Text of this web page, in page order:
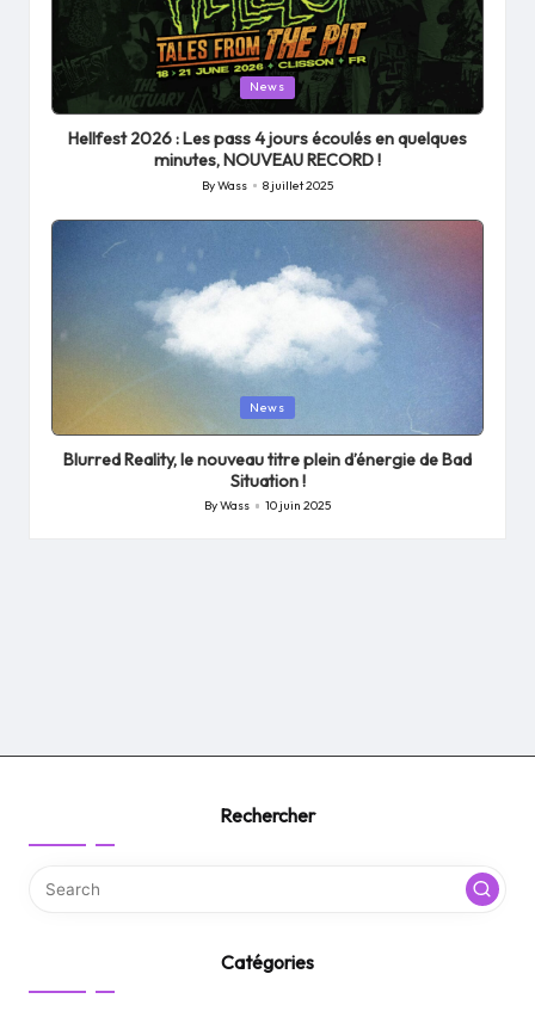
Posted
in
News
Hellfest 2026 : Les pass 4 jours écoulés en quelques
minutes, NOUVEAU RECORD !
Posted
ByWass 8 juillet 2025
in
News
Blurred Reality, le nouveau titre plein d’énergie de Bad
Situation !
Posted
ByWass 10 juin 2025
Rechercher
Catégories